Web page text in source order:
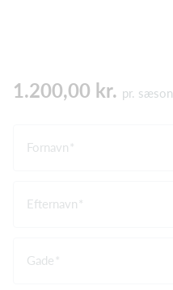
1.200,00 kr. pr. sæson
Fornavn
Efternavn
Gade